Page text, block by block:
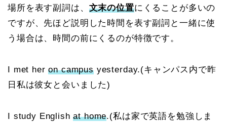
場所を表す副詞は、 文末の位置にくることが多いの
ですが、先ほど説明した時間を表す副詞と一緒に使
う場合は、時間の前にくるのが特徴です。
I met heron campusyesterday.(キャンパス内で昨
日 私は彼女と会いました)
I study Englishat home.(私は家で英語を勉強しま